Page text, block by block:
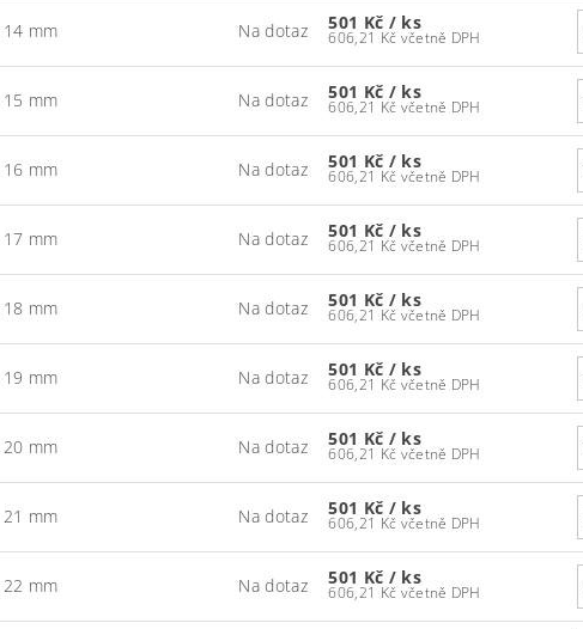
mm Na dotaz 501 Kč / ks
606,21 Kč včetně DPH
mm Na dotaz 501 Kč / ks
606,21 Kč včetně DPH
mm Na dotaz 501 Kč / ks
606,21 Kč včetně DPH
mm Na dotaz 501 Kč / ks
606,21 Kč včetně DPH
mm Na dotaz 501 Kč / ks
606,21 Kč včetně DPH
mm Na dotaz 501 Kč / ks
606,21 Kč včetně DPH
mm Na dotaz 501 Kč / ks
606,21 Kč včetně DPH
mm Na dotaz 501 Kč / ks
606,21 Kč včetně DPH
mm Na dotaz 501 Kč / ks
606,21 Kč včetně DPH